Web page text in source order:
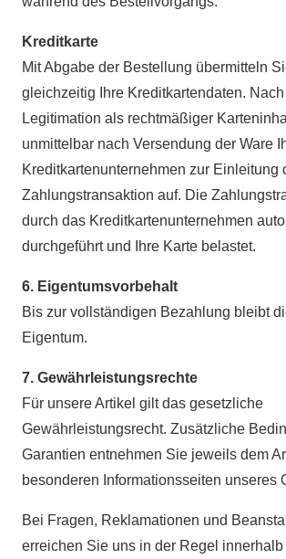
Kreditkarte
Mit Abgabe der Bestellung übermitteln
gleichzeitig Ihre Kreditkartendaten.
Legitimation als rechtmäßiger
unmittelbar nach Versendung der Ware
Kreditkartenunternehmen zur Einleitung
Zahlungstransaktion auf. Die
durch das Kreditkartenunternehmen
durchgeführt und Ihre Karte belastet.
6. Eigentumsvorbehalt
Bis zur vollständigen Bezahlung bleibt
Eigentum.
7. Gewährleistungsrechte
Für unsere Artikel gilt das gesetzliche
Gewährleistungsrecht. Zusätzliche
Garantien entnehmen Sie jeweils dem
besonderen Informationsseiten unseres
Bei Fragen, Reklamationen und
erreichen Sie uns in der Regel